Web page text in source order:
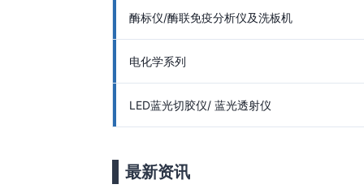
酶标仪/酶联免疫分析仪及洗板机
电化学系列
LED蓝光切胶仪/ 蓝光透射仪
最新资讯